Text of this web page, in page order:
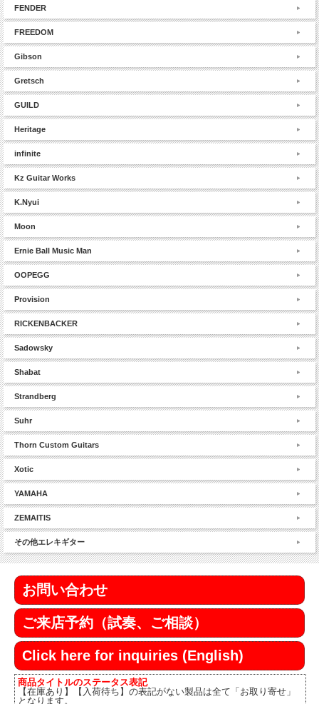
FENDER
FREEDOM
Gibson
Gretsch
GUILD
Heritage
infinite
Kz Guitar Works
K.Nyui
Moon
Ernie Ball Music Man
OOPEGG
Provision
RICKENBACKER
Sadowsky
Shabat
Strandberg
Suhr
Thorn Custom Guitars
Xotic
YAMAHA
ZEMAITIS
その他エレキギター
お問い合わせ
ご来店予約（試奏、ご相談）
Click here for inquiries (English)
商品タイトルのステータス表記
【在庫あり】【入荷待ち】の表記がない製品は全て「お取り寄せ」
となります。